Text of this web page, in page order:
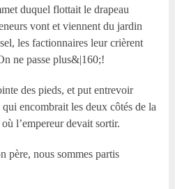
duquel flottait le drapeau
vont et viennent du jardin
les factionnaires leur crièrent
ne passe plus&|160;!
des pieds, et put entrevoir
encombrait les deux côtés de la
l’empereur devait sortir.
père, nous sommes partis